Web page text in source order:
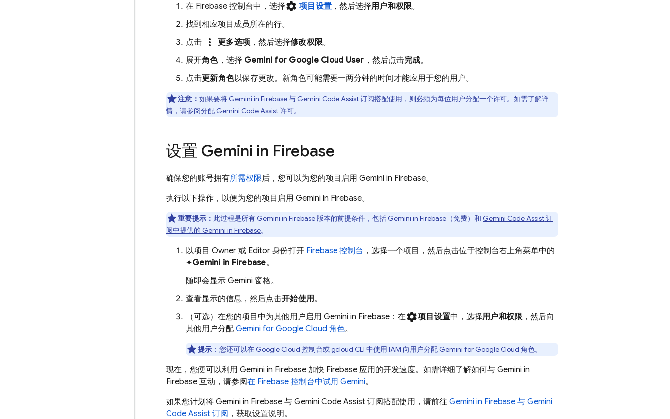
在 Firebase 控制台中，选择settings 项目设置 ，然后选择用户和权限。
找到相应项目成员所在的行。
点击
more_vert 更多选项 ，然后选择修改权限。
展开角色，选择 Gemini for Google Cloud User ，然后点击完成。
点击更新角色以保存更改。新角色可能需要一两分钟的时间才能应用于您的用户。
注意： 如果要将 Gemini in Firebase与 Gemini Code Assist订阅搭配使用，则必须为每位用户分配一个许可。如需了解详
情，请参阅分配 Gemini Code Assist许可。
设置 Gemini in Firebase
确保您的账号拥有所需权限后，您可以为您的项目启用 Gemini in Firebase。
执行以下操作，以便为您的项目启用 Gemini in Firebase。
重要提示： 此过程是所有 Gemini inFirebase 版本的前提条件，包括 Gemini inFirebase （免费）和 Gemini Code Assist订
阅中提供的 Gemini in Firebase。
以项目 Owner 或 Editor 身份打开 Firebase 控制台 ，选择一个项目，然后点击位于控制台右上角菜单中的
✦Gemini in Firebase。
随即会显示 Gemini 窗格。
查看显示的信息，然后点击开始使用。
（可选）在您的项目中为其他用户启用 Gemini in Firebase ：在settings项目设置中，选择用户和权限，然后向
其他用户分配 Gemini for Google Cloud 角色。
提示 ：您还可以在 Google Cloud 控制台或gcloud CLI 中使用 IAM 向用户分配 Gemini for Google Cloud 角色。
现在，您便可以利用 Gemini in Firebase 加快 Firebase 应用的开发速度。如需详细了解如何与 Gemini in
Firebase 互动，请参阅在 Firebase 控制台中试用 Gemini。
如果您计划将 Gemini in Firebase 与 Gemini Code Assist 订阅搭配使用，请前往 Gemini in Firebase 与 Gemini
Code Assist 订阅 ，获取设置说明。